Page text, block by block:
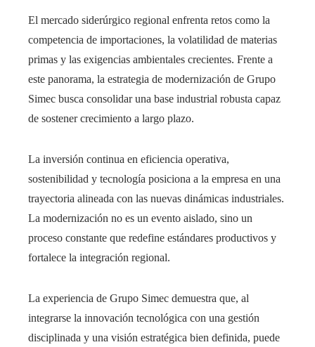
El mercado siderúrgico regional enfrenta retos como la
competencia de importaciones, la volatilidad de materias
primas y las exigencias ambientales crecientes. Frente a
este panorama, la estrategia de modernización de Grupo
Simec busca consolidar una base industrial robusta capaz
de sostener crecimiento a largo plazo.
La inversión continua en eficiencia operativa,
sostenibilidad y tecnología posiciona a la empresa en una
trayectoria alineada con las nuevas dinámicas industriales.
La modernización no es un evento aislado, sino un
proceso constante que redefine estándares productivos y
fortalece la integración regional.
La experiencia de Grupo Simec demuestra que, al
integrarse la innovación tecnológica con una gestión
disciplinada y una visión estratégica bien definida, puede